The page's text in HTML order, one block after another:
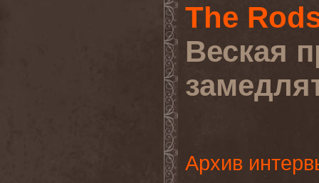
The
Веская
Архив